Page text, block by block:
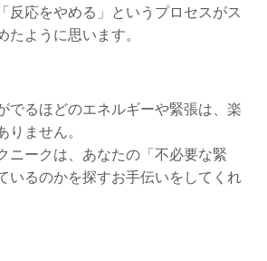
反応をやめる」というプロセスがス
ように思います。
でるほどのエネルギーや緊張は、楽
ません。
ニークは、あなたの「不必要な緊
いるのかを探すお手伝いをしてくれ